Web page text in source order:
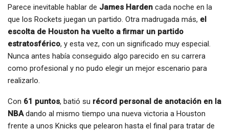
Parece inevitable hablar de James Harden cada noche en la
que los Rockets juegan un partido. Otra madrugada más, el
escolta de Houston ha vuelto a firmar un partido
estratosférico, y esta vez, con un significado muy especial.
Nunca antes había conseguido algo parecido en su carrera
como profesional y no pudo elegir un mejor escenario para
realizarlo.
Con 61 puntos, batió su récord personal de anotación en la
NBAdando al mismo tiempo una nueva victoria a Houston
frente a unos Knicks que pelearon hasta el final para tratar de